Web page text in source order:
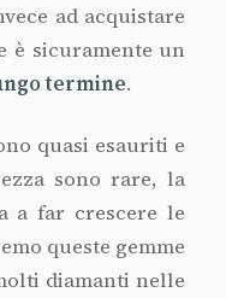
ad acquistare
è sicuramente un
termine.
quasi esauriti e
sono rare, la
a far crescere le
queste gemme
diamanti nelle